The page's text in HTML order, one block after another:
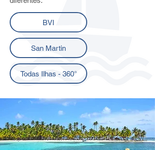
BVI
San Martin
Todas Ilhas - 360°